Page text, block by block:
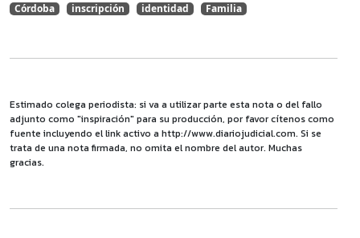
Córdoba
inscripción identidad Familia
Estimado colega periodista: si va a utilizar parte esta nota o del fallo
adjunto como "inspiración" para su producción, por favor cítenos como
fuente incluyendo el link activo a http://www.diariojudicial.com. Si se
trata de una nota firmada, no omita el nombre del autor. Muchas
gracias.